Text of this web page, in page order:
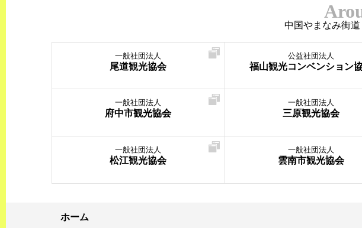
中国やまなみ街
一般社団法人
尾道観光協会
公益社団法人
福山観光コンベンション
一般社団法人
府中市観光協会
一般社団法人
三原観光協会
一般社団法人
松江観光協会
一般社団法人
雲南市観光協会
ホーム